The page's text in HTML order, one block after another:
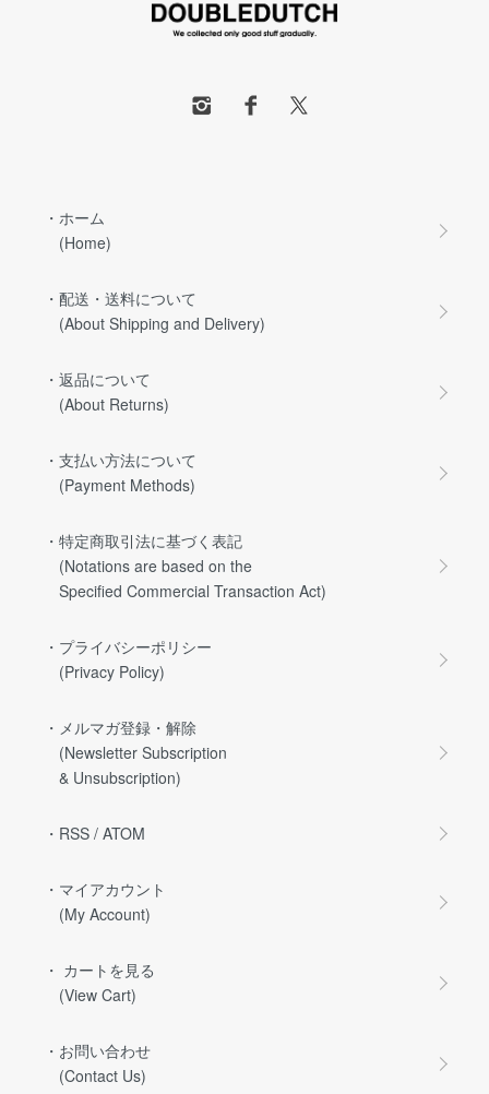
・ホーム
(Home)
・配送・送料について
(About Shipping and Delivery)
・返品について
(About Returns)
・支払い方法について
(Payment Methods)
・特定商取引法に基づく表記
(Notations are based on the
Specified Commercial Transaction Act)
・プライバシーポリシー
(Privacy Policy)
・メルマガ登録・解除
(Newsletter Subscription
& Unsubscription)
・RSS / ATOM
・マイアカウント
(My Account)
・ カートを見る
(View Cart)
・お問い合わせ
(Contact Us)